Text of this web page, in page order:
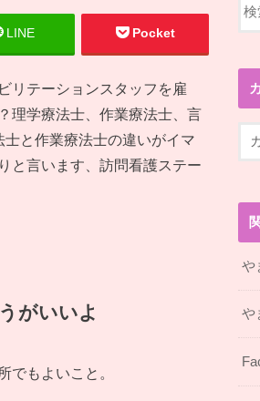
LINE Pocket
リテーションスタッフを雇
理学療法士、作業療法士、言
と作業療法士の違いがイマ
と言います、訪問看護ステー
がいいよ
でもよいこと。
や
や